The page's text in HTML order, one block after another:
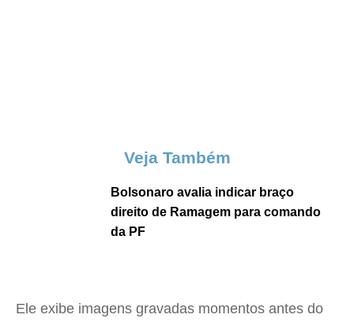
Veja Também
Bolsonaro avalia indicar braço
direito de Ramagem para comando
da PF
Ele exibe imagens gravadas momentos antes do